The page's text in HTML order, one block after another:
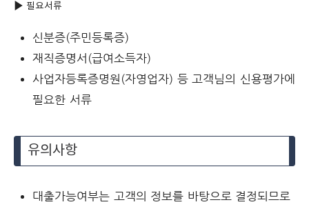
▶ 필요서류
신분증(주민등록증)
재직증명서(급여소득자)
사업자등록증명원(자영업자) 등 고객님의 신용평가에
필요한 서류
유의사항
대출가능여부는 고객의 정보를 바탕으로 결정되므로